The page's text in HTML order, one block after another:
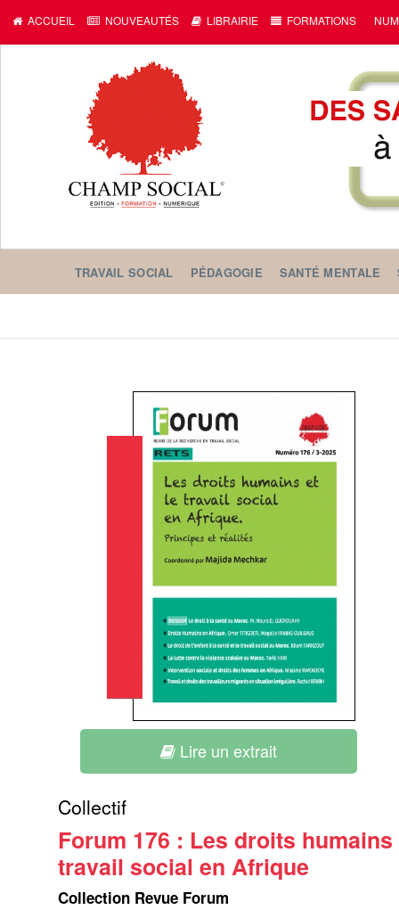
ACCUEIL NOUVEAUTÉS LIBRAIRIE FORMATIONS
TRAVAIL SOCIAL PÉDAGOGIE SANTÉ MENTALE
Lire un extrait
Collectif
Forum 176 : Les droits humains
travail social en Afrique
Collection Revue Forum